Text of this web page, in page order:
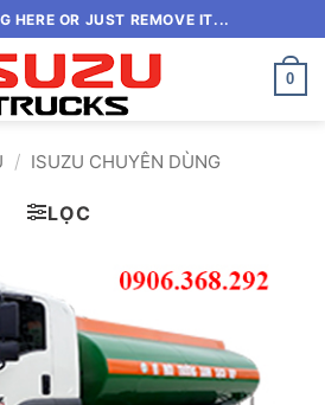
HERE OR JUST REMOVE IT...
0
/ ISUZU CHUYÊN DÙNG
LỌC